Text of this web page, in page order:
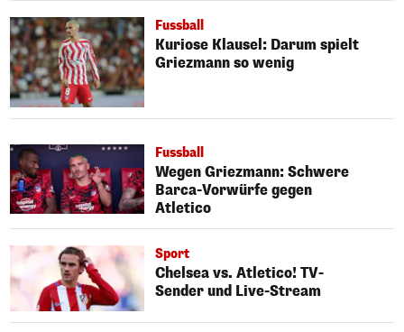
Fussball
Kuriose Klausel: Darum spielt
Griezmann so wenig
Fussball
Wegen Griezmann: Schwere
Barca-Vorwürfe gegen
Atletico
Sport
Chelsea vs. Atletico! TV-
Sender und Live-Stream